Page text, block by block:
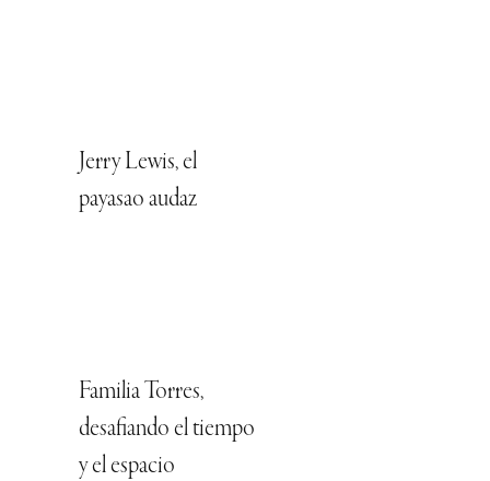
Jerry Lewis, el
payasao audaz
Familia Torres,
desafiando el tiempo
y el espacio